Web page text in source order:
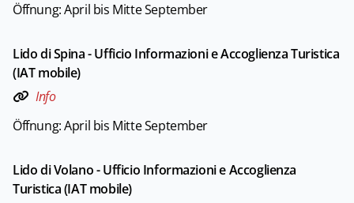
Öffnung: April bis Mitte September
Lido di Spina - Ufficio Informazioni e Accoglienza Turistica
(IAT mobile)
Info
Öffnung: April bis Mitte September
Lido di Volano - Ufficio Informazioni e Accoglienza
Turistica (IAT mobile)